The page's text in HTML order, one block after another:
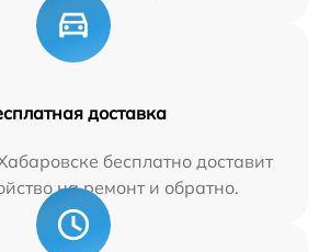
доставка
бесплатно доставит
на ремонт и обратно.